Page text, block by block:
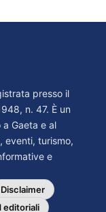
presso il
n. 47. È un
Gaeta e al
eventi, turismo,
e
Disclaimer
editoriali